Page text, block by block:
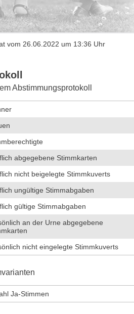
vom 26.06.2022 um 13:36 Uhr
Abstimmungsprotokoll
abgegebene Stimmkarten
nicht beigelegte Stimmkuverts
ungültige Stimmabgaben
gültige Stimmabgaben
an der Urne abgegebene
nicht eingelegte Stimmkuverts
Ja-Stimmen